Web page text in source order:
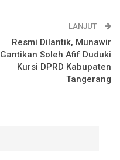
LANJUT
Resmi Dilantik, Munawir
Gantikan Soleh Afif Duduki
Kursi DPRD Kabupaten
Tangerang